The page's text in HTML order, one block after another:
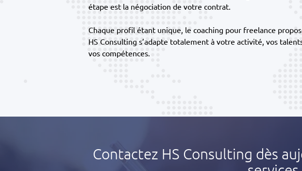
étape est la négociation de votre contrat.
Chaque profil étant unique, le coaching pour freelance
HS Consulting s’adapte totalement à votre activité, vos
vos compétences.
Contactez HS Consulting dès